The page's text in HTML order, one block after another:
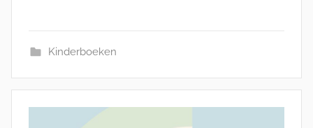
Kinderboeken